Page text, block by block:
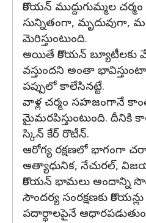
కొరియన్ ముద్దుగుమ్మల
సున్నితంగా, మృదువుగా,
మెరిస్తుంటుంది.
అయితే కొరియన్ బ్యూటీలకు
వస్తుందని అంతా
పప్పులో కాలేసినట్టే.
వాళ్ల చర్మం సహజంగానే
మైమరపిస్తుంటుంది. దీనికి
స్కిన్‌ కేర్‌ రొటీన్‌.
ఆరోగ్య రక్షణలో భాగంగా
అత్యాధునిక, నేచురల్,
కొరియన్ భామలు అందాన్ని
సౌందర్య సంరక్షణకు
పదార్థాలపైనే